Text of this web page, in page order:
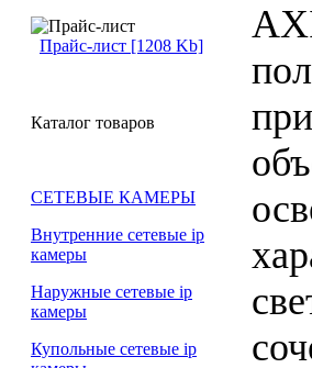
Прайс-лист [1208 Kb]
Каталог товаров
СЕТЕВЫЕ КАМЕРЫ
Внутренние сетевые ip
камеры
Наружные сетевые ip
камеры
Купольные сетевые ip